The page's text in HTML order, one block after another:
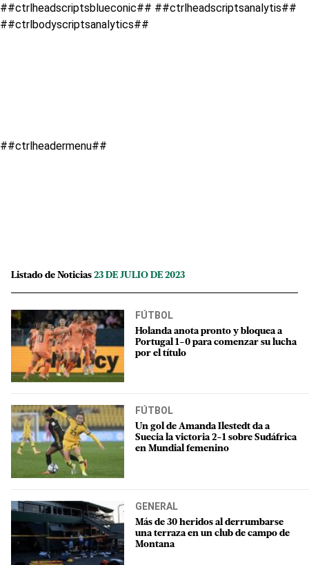
##ctrlheadscriptsblueconic## ##ctrlheadscriptsanalytis##
##ctrlbodyscriptsanalytics##
##ctrlheadermenu##
Listado de Noticias 23 DE JULIO DE 2023
FÚTBOL
Holanda anota pronto y bloquea a
Portugal 1-0 para comenzar su lucha
por el título
FÚTBOL
Un gol de Amanda Ilestedt da a
Suecia la victoria 2-1 sobre Sudáfrica
en Mundial femenino
GENERAL
Más de 30 heridos al derrumbarse
una terraza en un club de campo de
Montana